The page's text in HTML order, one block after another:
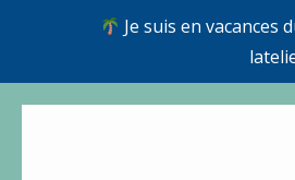
Je suis en vacances